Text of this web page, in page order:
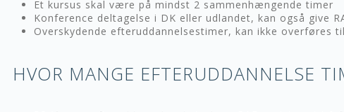
Et kursus skal være på mindst 2 sammenhængende timer
Konference deltagelse i DK eller udlandet, kan også give
Overskydende efteruddannelsestimer, kan ikke overføres
HVOR MANGE EFTERUDDANNELSE